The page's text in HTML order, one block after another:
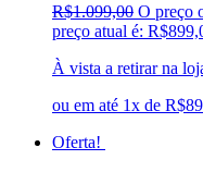
R$1.099,00 O preço
preço atual é:
À vista a retirar na
ou em até 1x de
Oferta!